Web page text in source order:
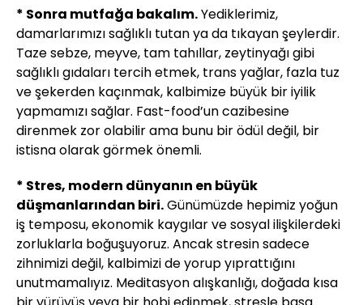
* Sonra mutfağa bakalım.Yediklerimiz,
damarlarımızı sağlıklı tutan ya da tıkayan şeylerdir.
Taze sebze, meyve, tam tahıllar, zeytinyağı gibi
sağlıklı gıdaları tercih etmek, trans yağlar, fazla tuz
ve şekerden kaçınmak, kalbimize büyük bir iyilik
yapmamızı sağlar. Fast-food’un cazibesine
direnmek zor olabilir ama bunu bir ödül değil, bir
istisna olarak görmek önemli.
* Stres, modern dünyanın en büyük
düşmanlarından biri.Günümüzde hepimiz yoğun
iş temposu, ekonomik kaygılar ve sosyal ilişkilerdeki
zorluklarla boğuşuyoruz. Ancak stresin sadece
zihnimizi değil, kalbimizi de yorup yıprattığını
unutmamalıyız. Meditasyon alışkanlığı, doğada kısa